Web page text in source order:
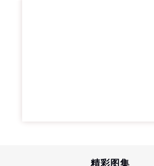
精彩图集